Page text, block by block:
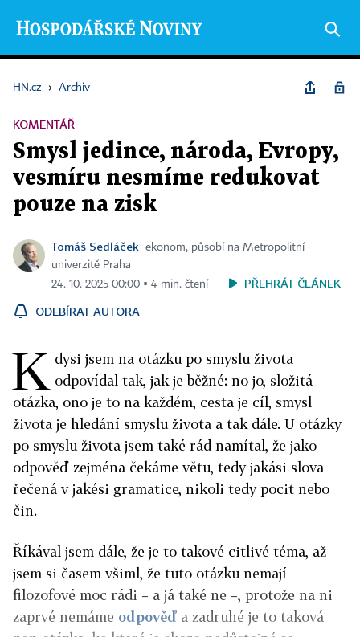
HN.cz › Archiv
KOMENTÁŘ
Smysl jedince, národa, Evropy,
vesmíru nesmíme redukovat
pouze na zisk
Tomáš Sedláček
ekonom, působí na Metropolitní
univerzitě Praha
24. 10. 2025 00:00 ▪ 4 min. čtení
PŘEHRÁT ČLÁNEK
ODEBÍRAT AUTORA
K dysi jsem na otázku po smyslu života
odpovídal tak, jak je běžné: no jo, složitá
otázka, ono je to na každém, cesta je cíl, smysl
života je hledání smyslu života a tak dále. U otázky
po smyslu života jsem také rád namítal, že jako
odpověď zejména čekáme větu, tedy jakási slova
řečená v jakési gramatice, nikoli tedy pocit nebo
čin.
Říkával jsem dále, že je to takové citlivé téma, až
jsem si časem všiml, že tuto otázku nemají
filozofové moc rádi – a já také ne –, protože na ni
zaprvé nemáme odpověď a zadruhé je to taková